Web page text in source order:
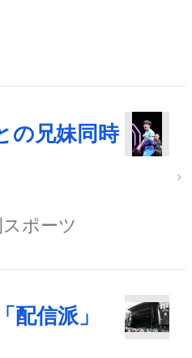
の兄妹同時
スポーツ
配信派」